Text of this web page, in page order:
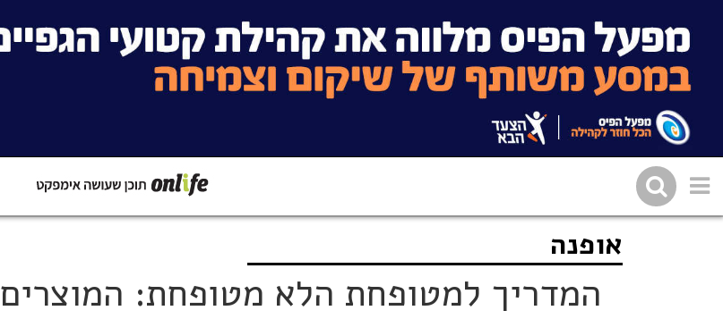
שתפו בפייסבוק
אופנה
המדריך למטופחת הלא מטופחת: המוצרים